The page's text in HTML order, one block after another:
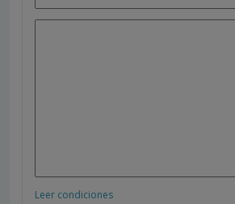
Leer condiciones